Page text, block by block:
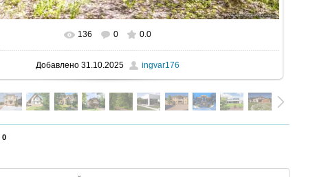
В реальном размере 1600x1067
136 0 0.0
Добавлено31.10.2025 ingvar176
0